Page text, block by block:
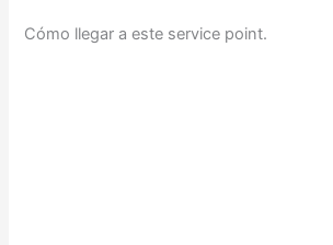
Cómo llegar a este service point.